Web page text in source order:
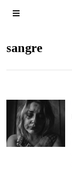
sangre